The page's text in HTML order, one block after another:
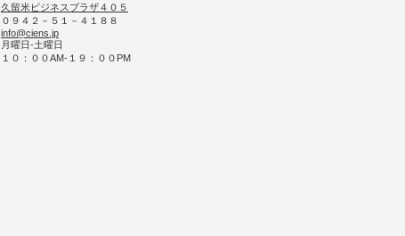
久留米ビジネスプラザ４０５
０９４２－５１－４１８８
info@ciens.jp
月曜日-土曜日
１０：００AM-１９：００PM